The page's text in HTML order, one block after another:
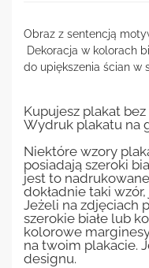
Obraz z sentencją
Dekoracja w kolorach
do upiększenia ścian w
Kupujesz plakat bez
Wydruk plakatu na
Niektóre wzory
posiadają szeroki
jest to
dokładnie taki
Jeżeli na zdjęciach
szerokie białe lub
kolorowe
na twoim plakacie.
designu.